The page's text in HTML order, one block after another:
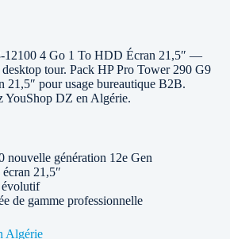
12100 4 Go 1 To HDD Écran 21,5″ —
tour. Pack HP Pro Tower 290 G9
21,5″ pour usage bureautique B2B.
YouShop DZ en Algérie.
nouvelle génération 12e Gen
21,5″
évolutif
de gamme professionnelle
Algérie